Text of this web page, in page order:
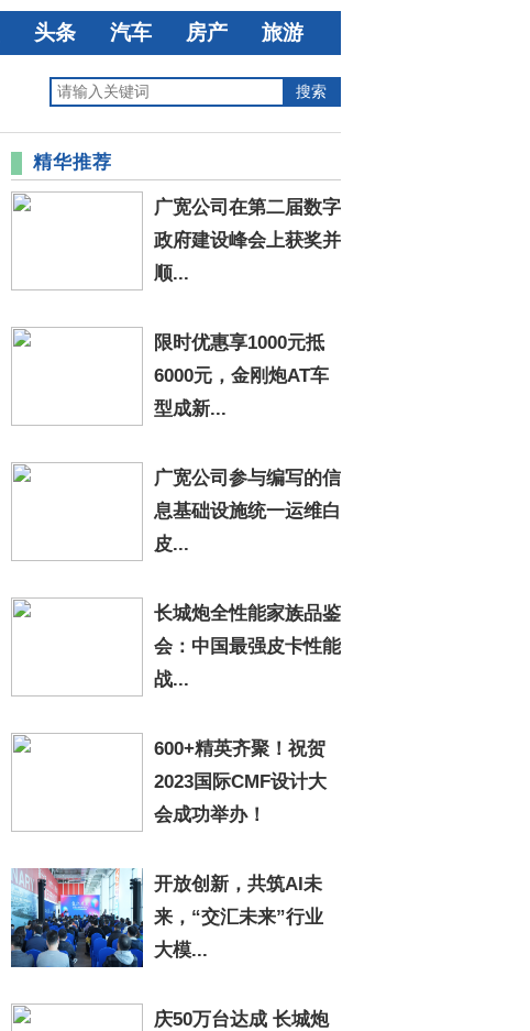
头条 汽车 房产
旅游
精华推荐
广宽公司在第二届数字
政府建设峰会上获奖并
顺...
限时优惠享1000元抵
6000元，金刚炮AT车
型成新...
广宽公司参与编写的信
息基础设施统一运维白
皮...
长城炮全性能家族品鉴
会：中国最强皮卡性能
战...
600+精英齐聚！祝贺
2023国际CMF设计大
会成功举办！
开放创新，共筑AI未
来，“交汇未来”行业
大模...
庆50万台达成 长城炮